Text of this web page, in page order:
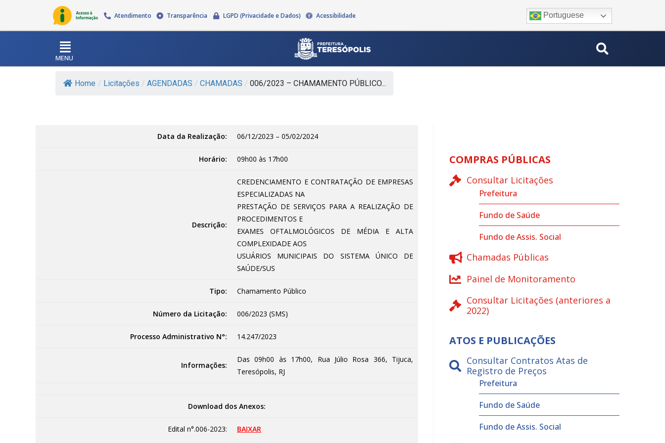
Atendimento Transparência LGPD (Privacidade e Dados) Acessibilidade Portuguese
MENU
Home / Licitações / AGENDADAS / CHAMADAS / 006/2023 – CHAMAMENTO PÚBLICO...
Data da Realização: 06/12/2023 – 05/02/2024
Horário: 09h00 às 17h00
Descrição:
CREDENCIAMENTO E CONTRATAÇÃO DE EMPRESAS
ESPECIALIZADAS NA
PRESTAÇÃO DE SERVIÇOS PARA A REALIZAÇÃO DE
PROCEDIMENTOS E
EXAMES OFTALMOLÓGICOS DE MÉDIA E ALTA
COMPLEXIDADE AOS
USUÁRIOS MUNICIPAIS DO SISTEMA ÚNICO DE
SAÚDE/SUS
Tipo: Chamamento Público
Número da Licitação: 006/2023 (SMS)
Processo Administrativo N°: 14.247/2023
Informações:
Das 09h00 às 17h00, Rua Júlio Rosa 366, Tijuca,
Teresópolis, RJ
Download dos Anexos:
Edital n°.006-2023: BAIXAR
COMPRAS PÚBLICAS
Consultar Licitações
Prefeitura
Fundo de Saúde
Fundo de Assis. Social
Chamadas Públicas
Painel de Monitoramento
Consultar Licitações (anteriores a
2022)
ATOS E PUBLICAÇÕES
Consultar Contratos Atas de
Registro de Preços
Prefeitura
Fundo de Saúde
Fundo de Assis. Social